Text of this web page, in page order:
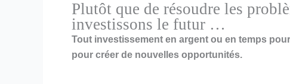
Plutôt que de résoudre les
investissons le futur …
Tout investissement en argent ou en temps
pour créer de nouvelles opportunités.